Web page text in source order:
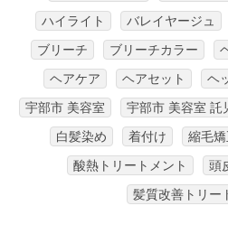
ハイライト
バレイヤージュ
ブリーチ
ブリーチカラー
ヘアケア
ヘアセット ヘ
宇部市 美容室
宇部市 美容室 託
白髪染め
着付け 縮毛矯
酸熱トリートメント
頭
髪質改善トリー